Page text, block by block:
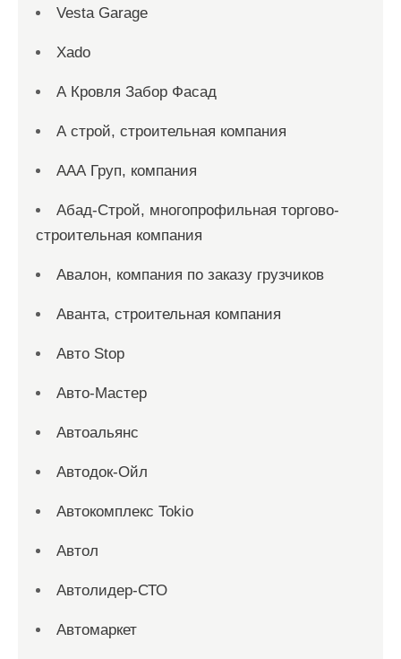
Vesta Garage
Xado
А Кровля Забор Фасад
А строй, строительная компания
ААА Груп, компания
Абад-Строй, многопрофильная торгово-
строительная компания
Авалон, компания по заказу грузчиков
Аванта, строительная компания
Авто Stop
Авто-Мастер
Автоальянс
Автодок-Ойл
Автокомплекс Tokio
Автол
Автолидер-СТО
Автомаркет